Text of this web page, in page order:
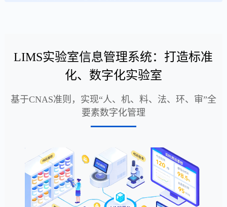
LIMS实验室信息管理系统：打造标准
化、数字化实验室
基于CNAS准则，实现“人、机、料、法、环、审”全
要素数字化管理